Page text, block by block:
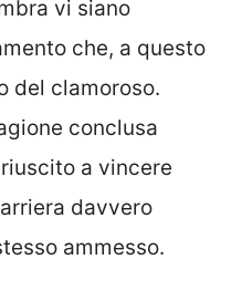
vi siano
che, a questo
del clamoroso.
conclusa
a vincere
davvero
ammesso.